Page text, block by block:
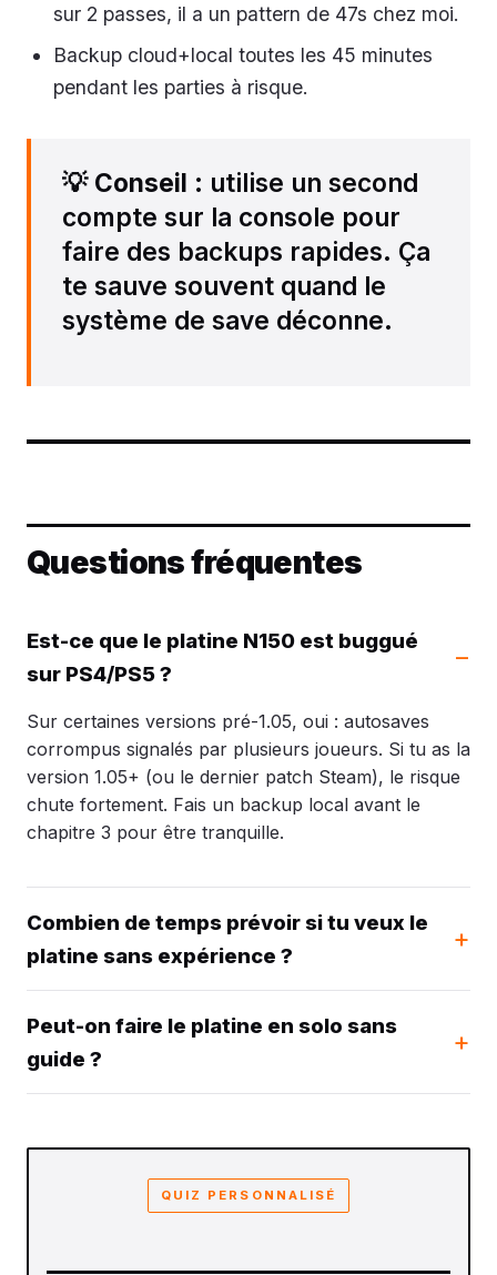
sur 2 passes, il a un pattern de 47s chez moi.
Backup cloud+local toutes les 45 minutes
pendant les parties à risque.
💡 Conseil : utilise un second
compte sur la console pour
faire des backups rapides. Ça
te sauve souvent quand le
système de save déconne.
Questions fréquentes
Est-ce que le platine N150 est buggué
sur PS4/PS5 ?
Sur certaines versions pré-1.05, oui : autosaves
corrompus signalés par plusieurs joueurs. Si tu as la
version 1.05+ (ou le dernier patch Steam), le risque
chute fortement. Fais un backup local avant le
chapitre 3 pour être tranquille.
Combien de temps prévoir si tu veux le
platine sans expérience ?
Peut-on faire le platine en solo sans
guide ?
QUIZ PERSONNALISÉ